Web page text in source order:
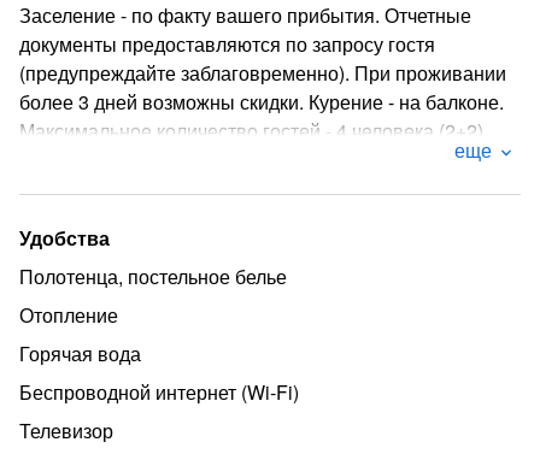
Заселение - по факту вашего прибытия. Отчетные
документы предоставляются по запросу гостя
(предупреждайте заблаговременно). При проживании
более 3 дней возможны скидки. Курение - на балконе.
Максимальное количество гостей - 4 человека (2+2).
микроволновка, эл. чайник, комплект кухонных
принадлежностей, постельное белье и полотенца
(уборка и смена белья - каждый 5й день проживания),
утюг, фен, средства гигиены.
В 5-10 минутах ходьбы: центр города, магазины, кафе,
платная автостоянка, центральный вход в парк,
спорткомплекс "Ледовый дворец", набережная реки
Уса, До горы Югус (горнолыжная трасса) не более 10
минут езды.
еще
Удобства
Полотенца, постельное белье
Отопление
Горячая вода
Беспроводной интернет (Wi‑Fi)
Телевизор